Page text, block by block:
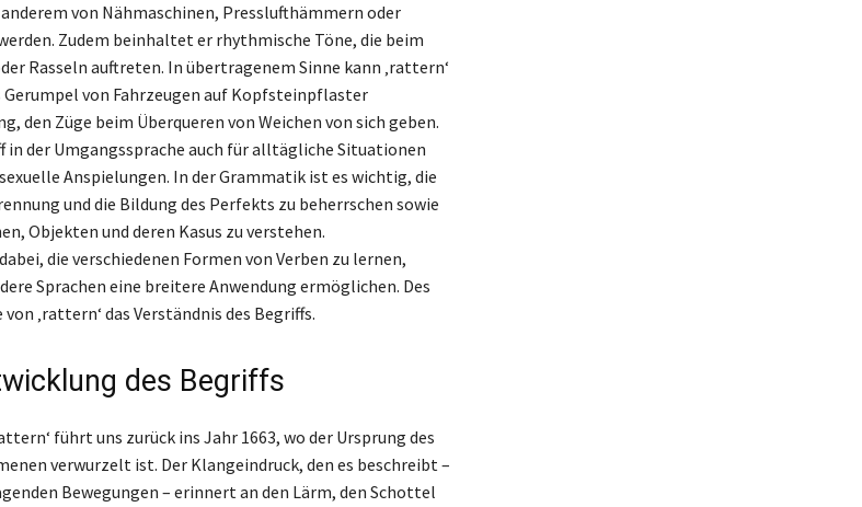
von Nähmaschinen, Presslufthämmern oder
Zudem beinhaltet er rhythmische Töne, die beim
Rasseln auftreten. In übertragenem Sinne kann ‚rattern‘
Gerumpel von Fahrzeugen auf Kopfsteinpflaster
den Züge beim Überqueren von Weichen von sich geben.
in der Umgangssprache auch für alltägliche Situationen
Anspielungen. In der Grammatik ist es wichtig, die
und die Bildung des Perfekts zu beherrschen sowie
Objekten und deren Kasus zu verstehen.
die verschiedenen Formen von Verben zu lernen,
Sprachen eine breitere Anwendung ermöglichen. Des
‚rattern‘ das Verständnis des Begriffs.
des Begriffs
führt uns zurück ins Jahr 1663, wo der Ursprung des
verwurzelt ist. Der Klangeindruck, den es beschreibt –
Bewegungen – erinnert an den Lärm, den Schottel